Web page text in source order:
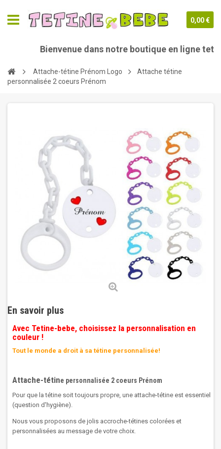
0,00 €
Bienvenue dans notre boutique en ligne tetine-
Attache-tétine Prénom Logo
Attache tétine
personnalisée 2 coeurs Prénom
En savoir plus
Avec Tetine-bebe, choisissez la personnalisation en
couleur !
Tout le monde a droit à sa tétine personnalisée!
Attache-tétine personnalisée 2 coeurs Prénom
Pour que la tétine soit toujours propre, une attache-tétine est essentiel
(question d'hygiène).
Nous vous proposons de jolis accroche-tétines colorées et
personnalisées au message de votre choix.